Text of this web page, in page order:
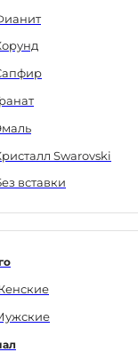
Swarovski
вставки